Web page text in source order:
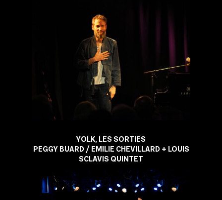
YOLK, LES SORTIES
PEGGY BUARD / EMILIE CHEVILLARD + LOUIS
SCLAVIS QUINTET